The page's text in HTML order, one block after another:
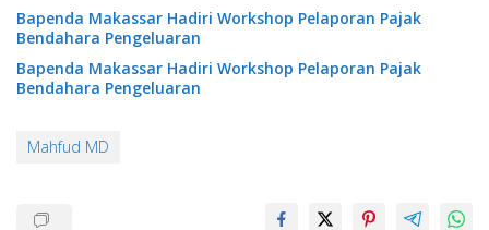
Bapenda Makassar Hadiri Workshop Pelaporan Pajak
Bendahara Pengeluaran
Bapenda Makassar Hadiri Workshop Pelaporan Pajak
Bendahara Pengeluaran
Mahfud MD